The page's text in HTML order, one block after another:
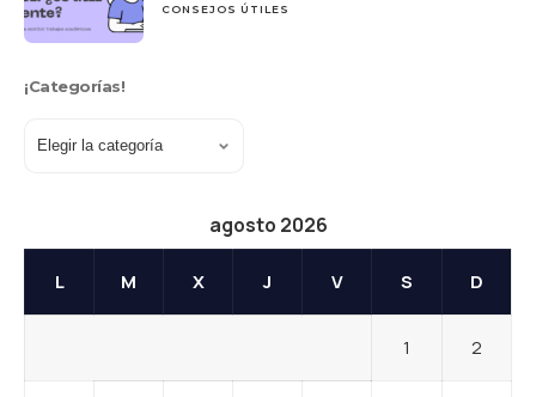
CONSEJOS ÚTILES
¡Categorías!
agosto 2026
L M X J V S D
1 2